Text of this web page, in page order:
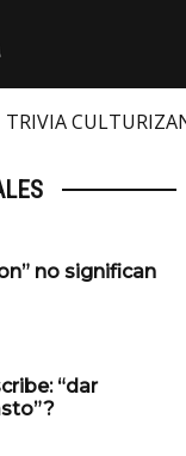
TRIVIA
no significan
“dar